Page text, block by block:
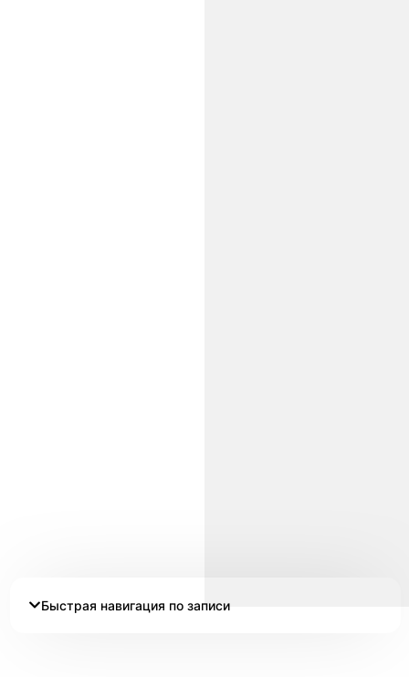
Быстрая навигация по записи